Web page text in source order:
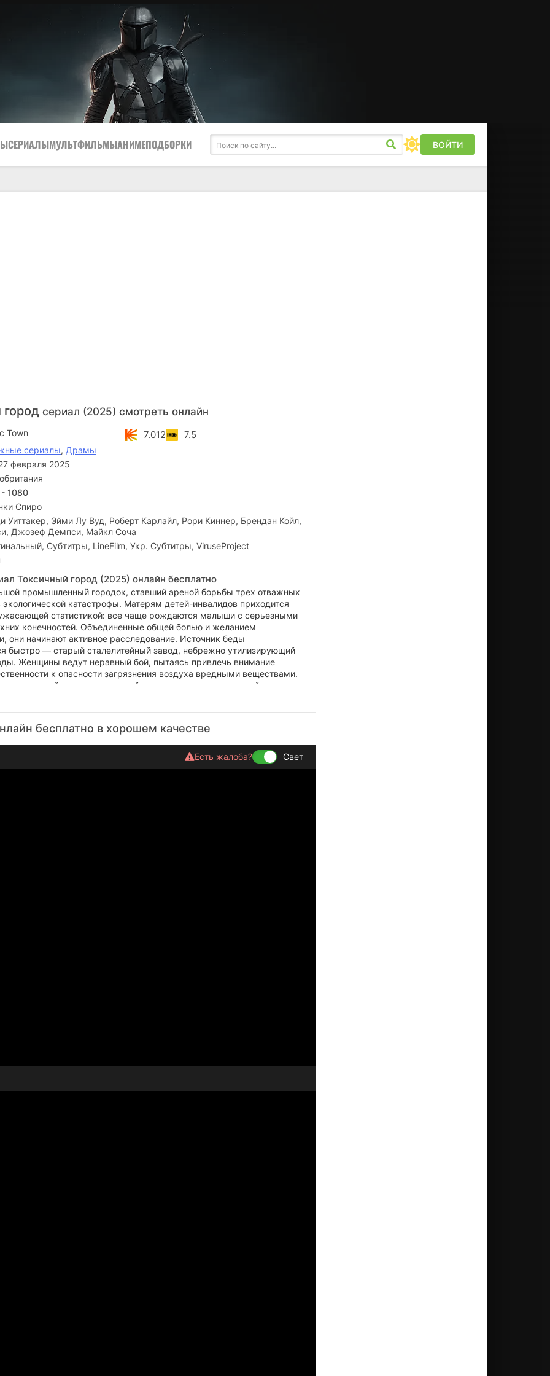
СЕРИАЛЫМУЛЬТФИЛЬМЫАНИМЕПОДБОРКИ ВОЙТИ
город сериал (2025) смотреть онлайн
Town 7.012 7.5
сериалы, Драмы
февраля 2025
1080
Спиро
Уиттакер, Эйми Лу Вуд, Роберт Карлайл, Рори Киннер, Брендан Койл,
Джозеф Демпси, Майкл Соча
Субтитры, LineFilm, Укр. Субтитры, ViruseProject
Токсичный город (2025) онлайн бесплатно
промышленный городок, ставший ареной борьбы трех отважных
катастрофы. Матерям детей-инвалидов приходится
статистикой: все чаще рождаются малыши с серьезными
конечностей. Объединенные общей болью и желанием
они начинают активное расследование. Источник беды
быстро — старый сталелитейный завод, небрежно утилизирующий
Женщины ведут неравный бой, пытаясь привлечь внимание
к опасности загрязнения воздуха вредными веществами.
своих детей жить полноценной жизнью становится главной целью их
бесплатно в хорошем качестве
Есть жалоба? Свет